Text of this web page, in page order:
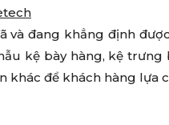
và đang khẳng định
kệ bày hàng, kệ trưng
khác để khách hàng lựa